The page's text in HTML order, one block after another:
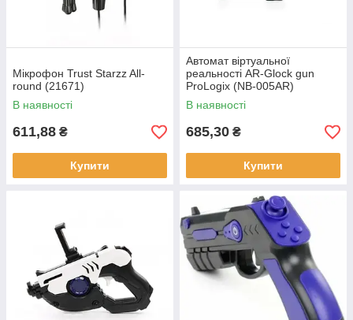
Мікрофон Trust Starzz All-
round (21671)
В наявності
611,88 ₴
Купити
Автомат віртуальної
реальності AR-Glock gun
ProLogix (NB-005AR)
В наявності
685,30 ₴
Купити